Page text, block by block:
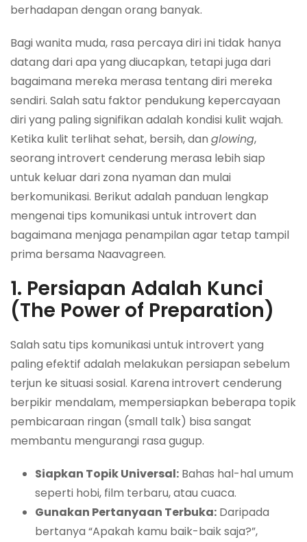
berhadapan dengan orang banyak.
Bagi wanita muda, rasa percaya diri ini tidak hanya
datang dari apa yang diucapkan, tetapi juga dari
bagaimana mereka merasa tentang diri mereka
sendiri. Salah satu faktor pendukung kepercayaan
diri yang paling signifikan adalah kondisi kulit wajah.
Ketika kulit terlihat sehat, bersih, dan glowing,
seorang introvert cenderung merasa lebih siap
untuk keluar dari zona nyaman dan mulai
berkomunikasi. Berikut adalah panduan lengkap
mengenai tips komunikasi untuk introvert dan
bagaimana menjaga penampilan agar tetap tampil
prima bersama Naavagreen.
1. Persiapan Adalah Kunci
(The Power of Preparation)
Salah satu tips komunikasi untuk introvert yang
paling efektif adalah melakukan persiapan sebelum
terjun ke situasi sosial. Karena introvert cenderung
berpikir mendalam, mempersiapkan beberapa topik
pembicaraan ringan (small talk) bisa sangat
membantu mengurangi rasa gugup.
Siapkan Topik Universal: Bahas hal-hal umum
seperti hobi, film terbaru, atau cuaca.
Gunakan Pertanyaan Terbuka: Daripada
bertanya “Apakah kamu baik-baik saja?”,